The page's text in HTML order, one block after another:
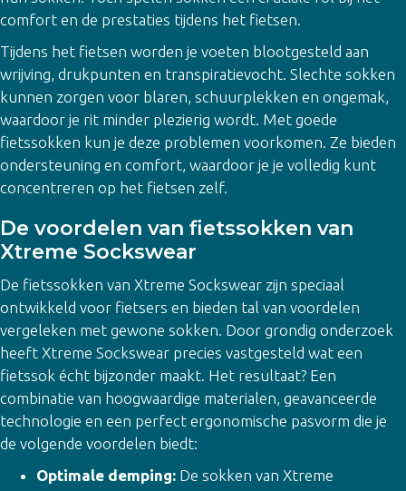
comfort en de prestaties tijdens het fietsen.
Tijdens het fietsen worden je voeten blootgesteld aan
wrijving, drukpunten en transpiratievocht. Slechte sokken
kunnen zorgen voor blaren, schuurplekken en ongemak,
waardoor je rit minder plezierig wordt. Met goede
fietssokken kun je deze problemen voorkomen. Ze bieden
ondersteuning en comfort, waardoor je je volledig kunt
concentreren op het fietsen zelf.
De voordelen van fietssokken van
Xtreme Sockswear
De fietssokken van Xtreme Sockswear zijn speciaal
ontwikkeld voor fietsers en bieden tal van voordelen
vergeleken met gewone sokken. Door grondig onderzoek
heeft Xtreme Sockswear precies vastgesteld wat een
fietssok écht bijzonder maakt. Het resultaat? Een
combinatie van hoogwaardige materialen, geavanceerde
technologie en een perfect ergonomische pasvorm die je
de volgende voordelen biedt:
Optimale demping: De sokken van Xtreme